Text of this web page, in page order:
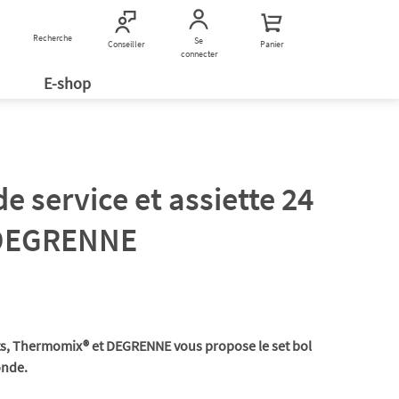
Recherche Conseiller
Se
connecter
Panier
Nous contacter
E-shop
service et assiette 24
Thermomix® et DEGRENNE vous propose le set bol